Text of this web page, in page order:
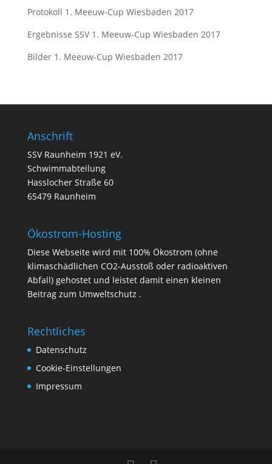
Protokoll 1. Meeuw-Cup Wiesbaden 2017
Ergebnisse SSV 1. Meeuw-Cup Wiesbaden 2017
Bilder 1. Meeuw-Cup Wiesbaden 2017
Anschrift
SSV Raunheim 1921 eV.
Schwimmabteilung
Hasslocher Straße 60
65479 Raunheim
Ökostrom-Hosting
Diese Webseite wird mit 100% Ökostrom (ohne
klimaschädlichen CO2-Ausstoß oder radioaktiven
Abfall) gehostet und leistet damit einen kleinen
Beitrag zum Umweltschutz .
Rechtliches
Datenschutz
Cookie-Einstellungen
Impressum